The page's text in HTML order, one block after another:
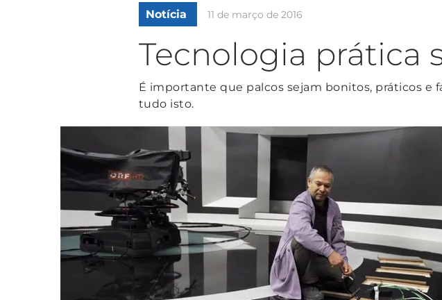
Notícia 11 de março de 2016
Tecnologia prática
É importante que palcos sejam bonitos, práticos e
tudo isto.